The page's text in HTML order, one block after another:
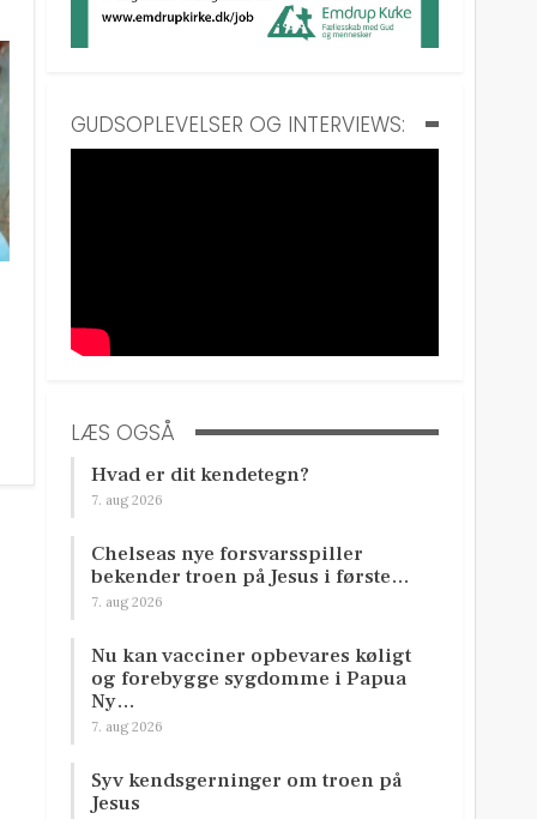
GUDSOPLEVELSER OG INTERVIEWS:
LÆS OGSÅ
Hvad er dit kendetegn?
7. aug 2026
Chelseas nye forsvarsspiller
bekender troen på Jesus i første…
7. aug 2026
Nu kan vacciner opbevares køligt
og forebygge sygdomme i Papua
Ny…
7. aug 2026
Syv kendsgerninger om troen på
Jesus